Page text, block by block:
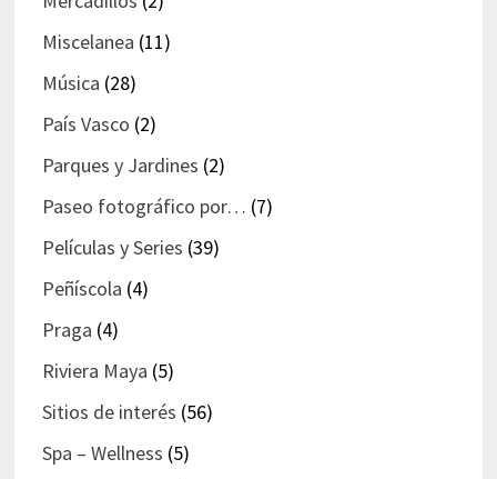
Miscelanea (11)
Música (28)
País Vasco (2)
Parques y Jardines (2)
Paseo fotográfico por… (7)
Películas y Series (39)
Peñíscola (4)
Praga (4)
Riviera Maya (5)
Sitios de interés (56)
Spa – Wellness (5)